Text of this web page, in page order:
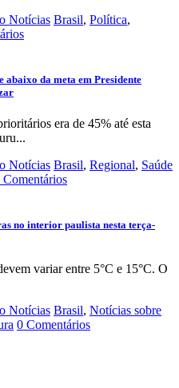
Notícias Brasil, Política,
da meta em Presidente
era de 45% até esta
Notícias Brasil, Regional, Saúde
Comentários
no interior paulista nesta terça-
variar entre 5°C e 15°C. O
Notícias Brasil, Notícias sobre
0 Comentários